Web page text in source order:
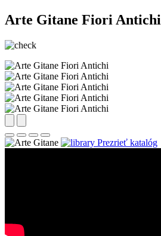
Arte Gitane Fiori Antichi
Prezrieť katalóg